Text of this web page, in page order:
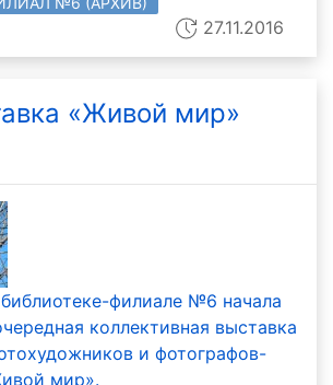
27.11.2016
«Живой мир»
филиале №6 начала
коллективная выставка
и фотографов-
мир».